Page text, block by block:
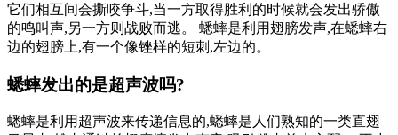
它们相互间会撕咬争斗,当一方取得胜利的时候就会发出骄傲
的鸣叫声,另一方则战败而逃。 蟋蟀是利用翅膀发声,在蟋蟀右
边的翅膀上,有一个像锉样的短刺,左边的。
蟋蟀发出的是超声波吗?
蟋蟀是利用超声波来传递信息的,蟋蟀是人们熟知的一类直翅